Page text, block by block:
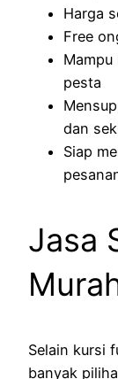
Harga
Free
pesta
dan
Siap
Jasa
Selain kursi
banyak